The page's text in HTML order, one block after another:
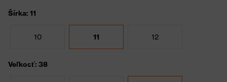
Šírka: 11
10 11 12
Veľkosť: 38